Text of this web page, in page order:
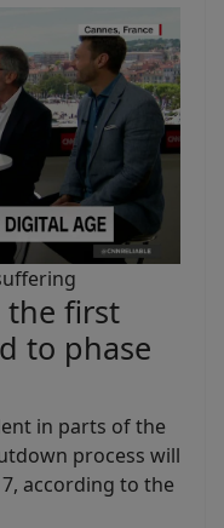
the first
to phase
in parts of the
process will
according to the